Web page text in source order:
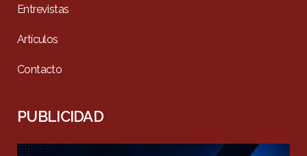
Entrevistas
Artículos
Contacto
PUBLICIDAD